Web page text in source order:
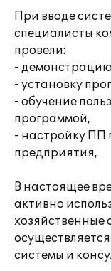
При вводе
специалисты
провели:
-
- установку
- обучение
программой,
- настройку ПП
предприятия,
В настоящее
активно
хозяйственные
системы и